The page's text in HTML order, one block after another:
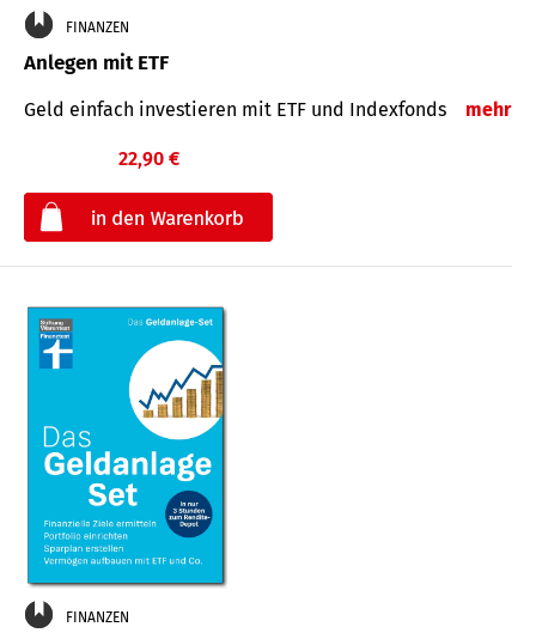
FINANZEN
Anlegen mit ETF
Geld einfach investieren mit ETF und Indexfonds mehr
22,90 €
FINANZEN